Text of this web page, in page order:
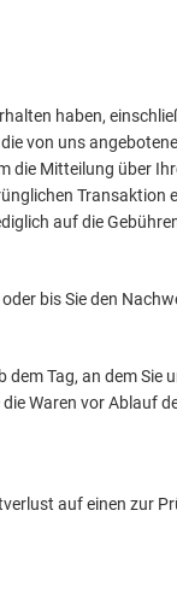
haben,
von uns
Mitteilung über
Transaktion
auf die
bis Sie den
Tag, an dem Sie
Waren vor Ablauf
auf einen zur